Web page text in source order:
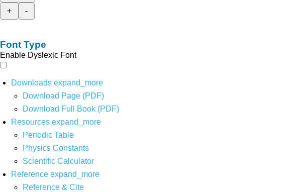
+
-
Font Type
Enable Dyslexic Font
Downloads expand_more
Download Page (PDF)
Download Full Book (PDF)
Resources expand_more
Periodic Table
Physics Constants
Scientific Calculator
Reference expand_more
Reference & Cite